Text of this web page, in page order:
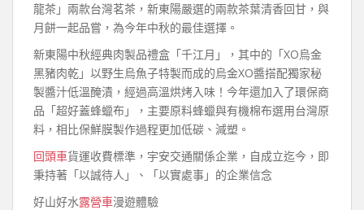
龍茶」兩款台灣茗茶，新東陽嚴選的兩款茶葉清香回甘，與
月餅一起品嘗，為今年中秋的最佳選擇。
新東陽中秋經典肉製品禮盒「千江月」，其中的「XO烏金
黑豬肉乾」以野生烏魚子特製而成的烏金XO醬搭配獨家秘
製醬汁低溫醃漬，經過高溫烘烤入味！今年還加入了環保商
品「超好蓋蜂蠟布」，主要原料蜂蠟與有機棉布選用台灣原
料，相比保鮮膜製作過程更加低碳、減塑。
回頭車貨運收費標準，宇安交通關係企業，自成立迄今，即
秉持著「以誠待人」、「以實處事」的企業信念
好山好水露營車漫遊體驗